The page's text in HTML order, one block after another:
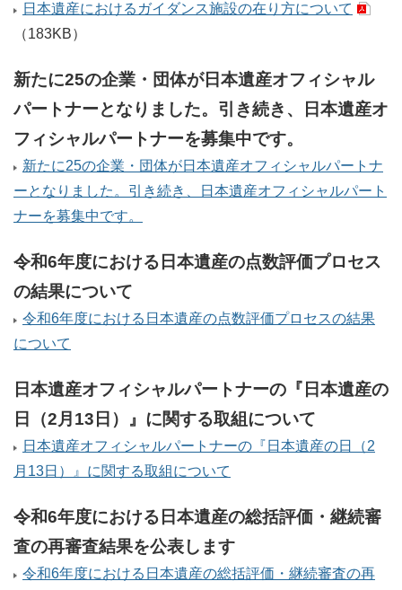
日本遺産におけるガイダンス施設の在り方について
（183KB）
新たに25の企業・団体が日本遺産オフィシャル
パートナーとなりました。引き続き、日本遺産オ
フィシャルパートナーを募集中です。
新たに25の企業・団体が日本遺産オフィシャルパートナ
ーとなりました。引き続き、日本遺産オフィシャルパート
ナーを募集中です。
令和6年度における日本遺産の点数評価プロセス
の結果について
令和6年度における日本遺産の点数評価プロセスの結果
について
日本遺産オフィシャルパートナーの『日本遺産の
日（2月13日）』に関する取組について
日本遺産オフィシャルパートナーの『日本遺産の日（2
月13日）』に関する取組について
令和6年度における日本遺産の総括評価・継続審
査の再審査結果を公表します
令和6年度における日本遺産の総括評価・継続審査の再